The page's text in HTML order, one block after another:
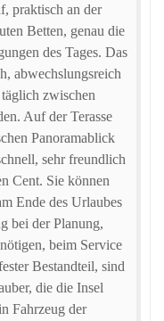
praktisch an der
Betten, genau die
des Tages. Das
abwechslungsreich
zwischen
Auf der Terasse
Panoramablick
sehr freundlich
Cent. Sie können
Ende des Urlaubes
bei der Planung,
beim Service
Bestandteil, sind
die die Insel
Fahrzeug der